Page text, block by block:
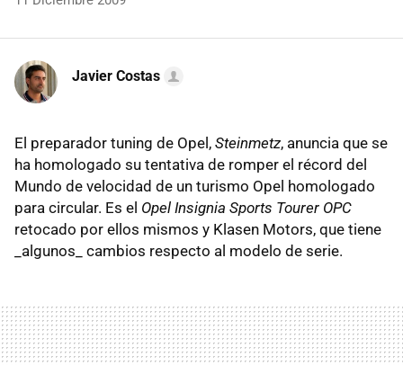
Javier Costas
El preparador tuning de Opel, Steinmetz, anuncia que se
ha homologado su tentativa de romper el récord del
Mundo de velocidad de un turismo Opel homologado
para circular. Es el Opel Insignia Sports Tourer OPC
retocado por ellos mismos y Klasen Motors, que tiene
_algunos_ cambios respecto al modelo de serie.